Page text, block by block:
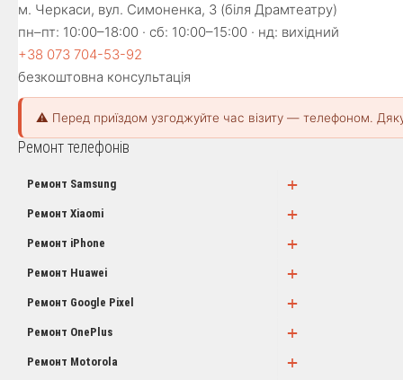
м. Черкаси, вул. Симоненка, 3 (біля Драмтеатру)
пн–пт: 10:00–18:00 · сб: 10:00–15:00 · нд: вихідний
+38 073 704-53-92
безкоштовна консультація
⚠️ Перед приїздом узгоджуйте час візиту — телефоном.
Ремонт телефонів
Ремонт Samsung +
Ремонт Xiaomi +
Ремонт iPhone +
Ремонт Huawei +
Ремонт Google Pixel +
Ремонт OnePlus +
Ремонт Motorola +